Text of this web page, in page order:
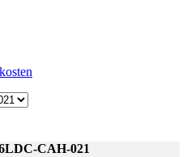
CAH-021